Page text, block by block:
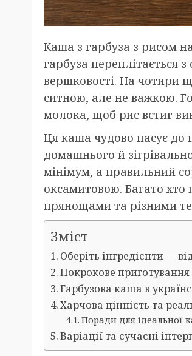
Каша з гарбуза з рисом
гарбуза переплітається
вершковості. На чотири
ситною, але не важкою.
молока, щоб рис встиг
Ця каша чудово пасує до
домашнього й
мінімум, а правильний
оксамитовою. Багато хто
прянощами та різними
Зміст
Оберіть інгредієнти —
Покрокове
Гарбузова каша в
Харчова цінність та
Поради для ідеальної
Варіації та сучасні